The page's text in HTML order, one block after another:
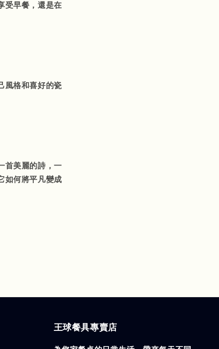
受早餐，還是在
風格和喜好的瓷
首美麗的詩，一
如何將平凡變成
王球餐具專賣店